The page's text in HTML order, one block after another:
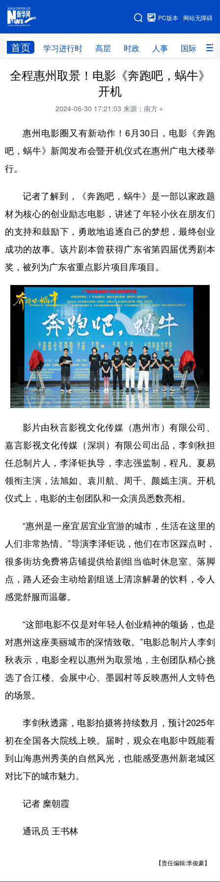
网站无障碍
PC版本
首页 学习进行时 高层 时政 人事 国际 财
网站地图
学习进行时 高层 时政 人事
全球连线
科技 科创 量子 体育
文化 书画 健康 军事
法律 中央文件 金融 汽车
食品 人居 信息化 数字经济
学术中国 乡村振兴 银龄 溯源中国
公益 一带一路 亚太网 上市公司
文化产业
地方频道
北京 天津 河北 山西
辽宁 吉林 上海 江苏
浙江 安徽 福建 江西
山东 河南 湖北 湖南
广东 广西 海南 重庆
四川 贵州 云南 西藏
陕西 甘肃 青海 宁夏
新疆 内蒙古 黑龙江
多语种频道
English Español Français عربى
Deutsch Português
全程惠州取景！电影《奔跑吧，蜗牛》
开机
2024-06-30 17:21:03 来源：南方＋
惠州电影圈又有新动作！6月30日，电影《奔跑
吧，蜗牛》新闻发布会暨开机仪式在惠州广电大楼举
行。
记者了解到，《奔跑吧，蜗牛》是一部以家政题
材为核心的创业励志电影，讲述了年轻小伙在朋友们
的支持和鼓励下，勇敢地追逐自己的梦想，最终创业
成功的故事。该片剧本曾获得广东省第四届优秀剧本
奖，被列为广东省重点影片项目库项目。
影片由秋言影视文化传媒（惠州市）有限公司、
嘉言影视文化传媒（深圳）有限公司出品，李剑秋担
任总制片人，李泽钜执导，李志强监制，程凡、夏易
领衔主演，法旭如、袁川航、周千、颜嫣主演。开机
仪式上，电影的主创团队和一众演员悉数亮相。
“惠州是一座宜居宜业宜游的城市，生活在这里的
人们非常热情。”导演李泽钜说，他们在市区踩点时，
很多街坊免费将店铺提供给剧组当临时休息室、落脚
点，路人还会主动给剧组送上清凉解暑的饮料，令人
感觉舒服而温馨。
“这部电影不仅是对年轻人创业精神的颂扬，也是
对惠州这座美丽城市的深情致敬。”电影总制片人李剑
秋表示，电影全程以惠州为取景地，主创团队精心挑
选了合江楼、会展中心、墨园村等反映惠州人文特色
的场景。
李剑秋透露，电影拍摄将持续数月，预计2025年
初在全国各大院线上映。届时，观众在电影中既能看
到山海惠州秀美的自然风光，也能感受惠州新老城区
对比下的城市魅力。
记者 糜朝霞
通讯员 王书林
【责任编辑:李俊豪】